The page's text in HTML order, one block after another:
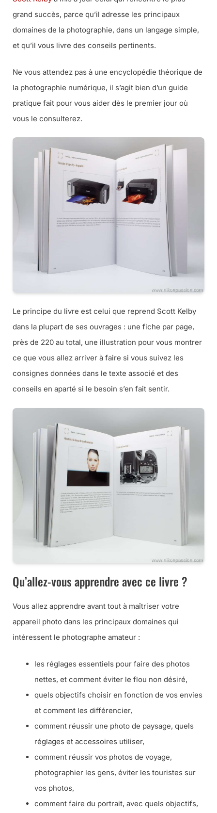
grand succès, parce qu’il adresse les principaux
domaines de la photographie, dans un langage simple,
et qu’il vous livre des conseils pertinents.
Ne vous attendez pas à une encyclopédie théorique de
la photographie numérique, il s’agit bien d’un guide
pratique fait pour vous aider dès le premier jour où
vous le consulterez.
Le principe du livre est celui que reprend Scott Kelby
dans la plupart de ses ouvrages : une fiche par page,
près de 220 au total, une illustration pour vous montrer
ce que vous allez arriver à faire si vous suivez les
consignes données dans le texte associé et des
conseils en aparté si le besoin s’en fait sentir.
Qu’allez-vous apprendre avec ce livre ?
Vous allez apprendre avant tout à maîtriser votre
appareil photo dans les principaux domaines qui
intéressent le photographe amateur :
les réglages essentiels pour faire des photos
nettes, et comment éviter le flou non désiré,
quels objectifs choisir en fonction de vos envies
et comment les différencier,
comment réussir une photo de paysage, quels
réglages et accessoires utiliser,
comment réussir vos photos de voyage,
photographier les gens, éviter les touristes sur
vos photos,
comment faire du portrait, avec quels objectifs,